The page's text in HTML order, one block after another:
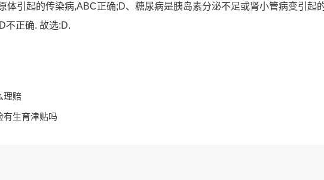
体引起的传染病,ABC正确;D、糖尿病是胰岛素分泌不足或肾小管病变引起
不正确. 故选:D.
理赔
有生育津贴吗